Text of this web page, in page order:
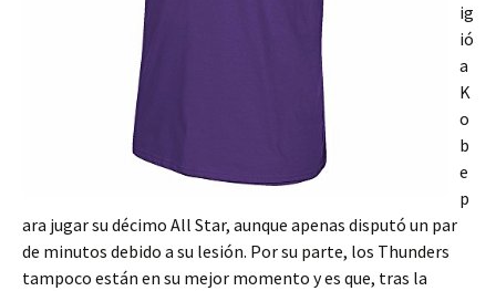
ig
ió
a
K
o
b
e
p
ara jugar su décimo All Star, aunque apenas disputó un par
de minutos debido a su lesión. Por su parte, los Thunders
tampoco están en su mejor momento y es que, tras la